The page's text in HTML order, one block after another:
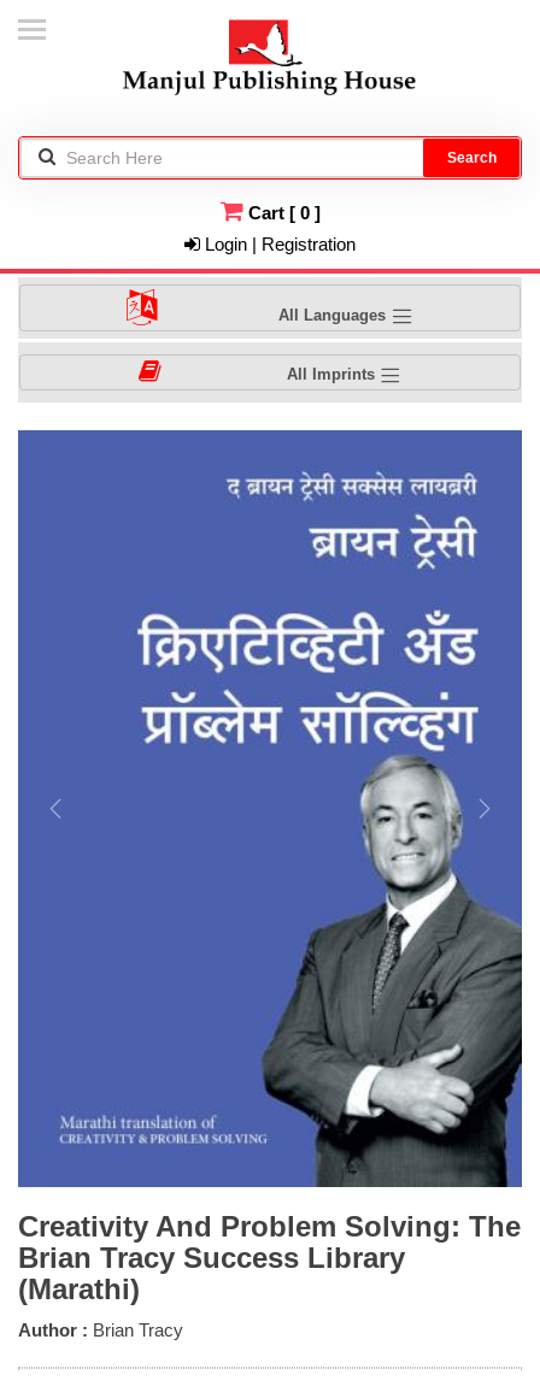
Search
Cart [ 0]
Login | Registration
All Languages
All Imprints
Previous Next
Creativity And Problem Solving: The
Brian Tracy Success Library
(Marathi)
Author : Brian Tracy